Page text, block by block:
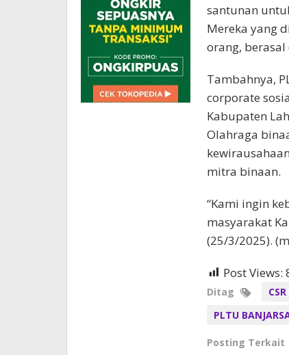
santunan
Mereka yang
orang,
Tambahnya,
corporate
Kabupaten
Olahraga
mitra binaan.
“Kami ingin
masyarakat
(25/3/2025).
Post Views:
Ditag
PLTU
Posting Terkait